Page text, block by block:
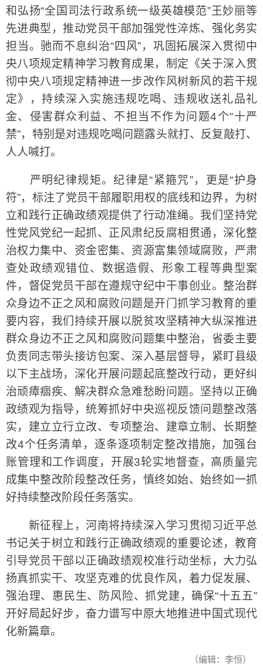
和弘扬“全国司法行政系统一级英雄模范”王妙丽等
先进典型，推动党员干部加强党性淬炼、强化务实
担当。驰而不息纠治“四风”，巩固拓展深入贯彻中
央八项规定精神学习教育成果，制定《关于深入贯
彻中央八项规定精神进一步改作风树新风的若干规
定》，持续深入实施违规吃喝、违规收送礼品礼
金、侵害群众利益、不担当不作为问题4个“十严
禁”，特别是对违规吃喝问题露头就打、反复敲打、
人人喊打。
严明纪律规矩。纪律是“紧箍咒”，更是“护身
符”，标注了党员干部履职用权的底线和边界，为树
立和践行正确政绩观提供了行动准绳。我们坚持党
性党风党纪一起抓、正风肃纪反腐相贯通，深化整
治权力集中、资金密集、资源富集领域腐败，严肃
查处政绩观错位、数据造假、形象工程等典型案
件，督促党员干部在遵规守纪中干事创业。整治群
众身边不正之风和腐败问题是开门抓学习教育的重
要内容，我们持续开展以脱贫攻坚精神大纵深推进
群众身边不正之风和腐败问题集中整治，省委主要
负责同志带头接访包案、深入基层督导，紧盯县级
以下主战场，深化开展问题起底整改行动，更好纠
治顽瘴痼疾、解决群众急难愁盼问题。坚持以正确
政绩观为指导，统筹抓好中央巡视反馈问题整改落
实，建立立行立改、专项整治、建章立制、长期整
改4个任务清单，逐条逐项制定整改措施，加强台
账管理和工作调度，开展3轮实地督查，高质量完
成集中整改阶段整改任务，慎终如始、始终如一抓
好持续整改阶段任务落实。
新征程上，河南将持续深入学习贯彻习近平总
书记关于树立和践行正确政绩观的重要论述，教育
引导党员干部以正确政绩观校准行动坐标，大力弘
扬真抓实干、攻坚克难的优良作风，着力促发展、
强治理、惠民生、防风险、抓党建，确保“十五五”
开好局起好步，奋力谱写中原大地推进中国式现代
化新篇章。
（编辑：李恒）